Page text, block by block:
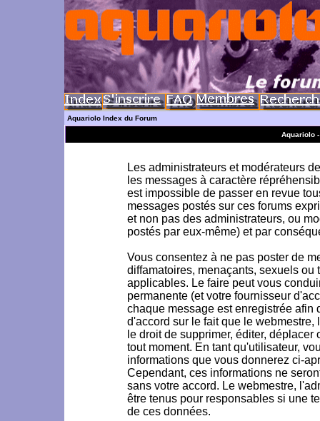
Aquariolo Index du Forum
Aquariolo
Les administrateurs et modérateurs
les messages à caractère
est impossible de passer en revue
messages postés sur ces forums
et non pas des administrateurs, ou
postés par eux-même) et par
Vous consentez à ne pas poster de
diffamatoires, menaçants, sexuels
applicables. Le faire peut vous
permanente (et votre fournisseur
chaque message est enregistrée afin
d'accord sur le fait que le
le droit de supprimer, éditer,
tout moment. En tant qu'utilisateur,
informations que vous donnerez ci-
Cependant, ces informations ne
sans votre accord. Le webmestre,
être tenus pour responsables si une
de ces données.